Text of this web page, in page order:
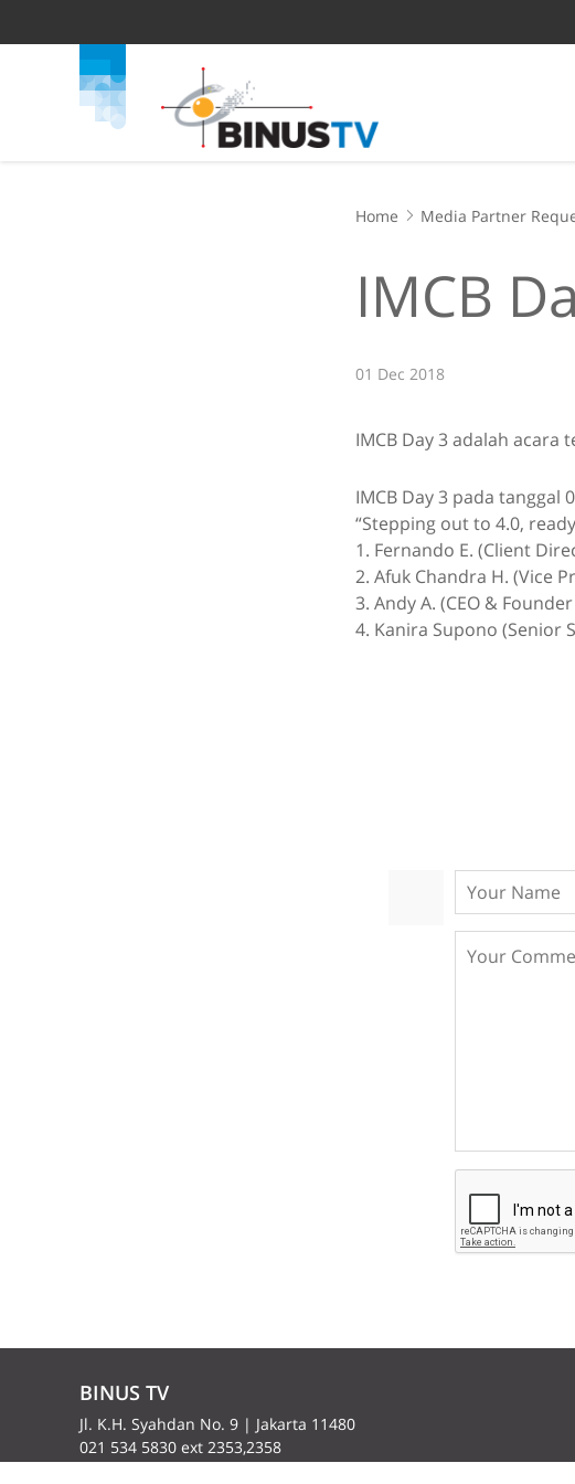
Home Media Partner
IMCB
01 Dec 2018
IMCB Day 3 adalah acara
IMCB Day 3 pada tanggal
“Stepping out to 4.0,
1. Fernando E. (Client
2. Afuk Chandra H. (Vice
3. Andy A. (CEO &
4. Kanira Supono (Senior
BINUS TV
Jl. K.H. Syahdan No. 9 | Jakarta 11480
021 534 5830 ext 2353,2358